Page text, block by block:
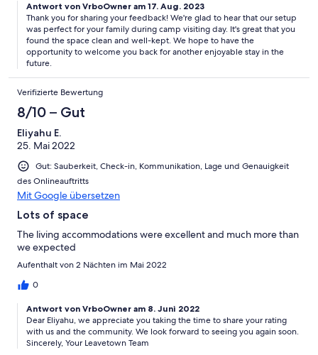
Antwort von VrboOwner am 17. Aug. 2023
Thank you for sharing your feedback! We're glad to hear that our setup
was perfect for your family during camp visiting day. It's great that you
found the space clean and well-kept. We hope to have the
opportunity to welcome you back for another enjoyable stay in the
future.
Verifizierte Bewertung
8/10 – Gut
Eliyahu E.
25. Mai 2022
Gut: Sauberkeit, Check-in, Kommunikation, Lage und Genauigkeit
des Onlineauftritts
Mit Google übersetzen
Lots of space
The living accommodations were excellent and much more than
we expected
Aufenthalt von 2 Nächten im Mai 2022
0
Antwort von VrboOwner am 8. Juni 2022
Dear Eliyahu, we appreciate you taking the time to share your rating
with us and the community. We look forward to seeing you again soon.
Sincerely, Your Leavetown Team